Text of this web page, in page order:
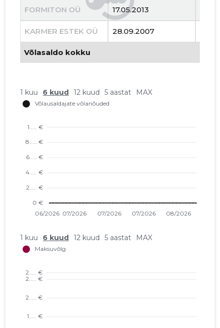
FORMITON OÜ 17.05.2013
KARMER ESTEK OÜ 28.09.2007
Võlasaldo kokku
1 kuu 6 kuud 12 kuud 5 aastat MAX
1 kuu 6 kuud 12 kuud 5 aastat MAX